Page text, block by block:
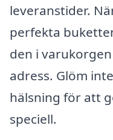
leveranstider.
perfekta
den i
adress. Glöm
hälsning för att
speciell.